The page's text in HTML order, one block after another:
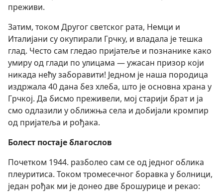
преживи.
Затим, током Другог светског рата, Немци и
Италијани су окупирали Грчку, и владала је тешка
глад. Често сам гледао пријатеље и познанике како
умиру од глади по улицама — ужасан призор који
никада нећу заборавити! Једном је наша породица
издржала 40 дана без хлеба, што је основна храна у
Грчкој. Да бисмо преживели, мој старији брат и ја
смо одлазили у оближња села и добијали кромпир
од пријатеља и рођака.
Болест постаје благослов
Почетком 1944. разболео сам се од једног облика
плеуритиса. Током тромесечног боравка у болници,
један рођак ми је донео две брошурице и рекао: